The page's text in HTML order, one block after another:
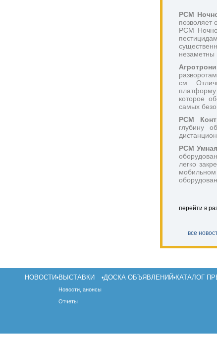
РСМ
позволяет
РСМ
незаметны
см.
платформу
которое
самых
РСМ
глубину
РСМ
легко
перейти в
все
НОВОСТИ•ВЫСТАВКИ
Новости, анонсы
Отчеты
•ДОСКА ОБЪЯВЛЕНИЙ•КАТАЛОГ